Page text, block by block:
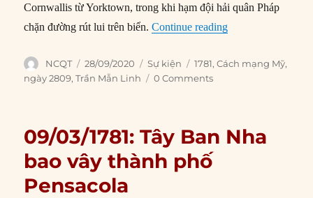
Cornwallis từ Yorktown, trong khi hạm đội hải quân Pháp
chặn đường rút lui trên biển. Continue reading“28/09/1781: Trận
Author
NCQT
Posted
on
28/09/2020 Categories
Sự kiện Tags
1781,Cách mạng Mỹ,
ngày 2809,Trần Mẫn Linh 0 Comments
09/03/1781: Tây Ban Nha
bao vây thành phố
Pensacola